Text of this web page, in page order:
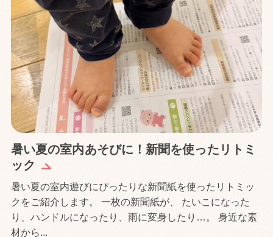
暑い夏の室内あそびに！新聞を使ったリトミ
ック
暑い夏の室内遊びにぴったりな新聞紙を使ったリトミッ
クをご紹介します。 一枚の新聞紙が、 たいこになった
り、ハンドルになったり、雨に変身したり…。 身近な素
材から...